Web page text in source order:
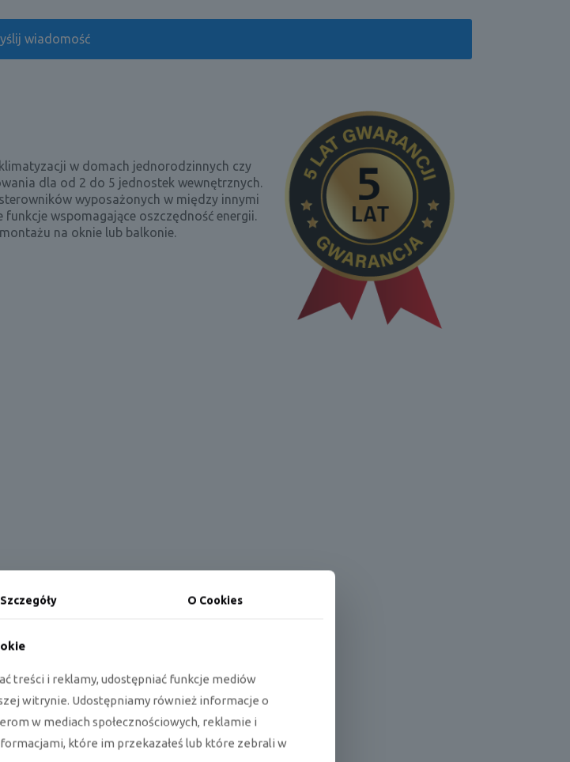
w domach jednorodzinnych czy
dla od 2 do 5 jednostek wewnętrznych.
wyposażonych w między innymi
wspomagające oszczędność energii.
na oknie lub balkonie.
modeli)
modeli)
Szczegóły O Cookies
treści i reklamy, udostępniać funkcje mediów
witrynie. Udostępniamy również informacje o
w mediach społecznościowych, reklamie i
które im przekazałeś lub które zebrali w